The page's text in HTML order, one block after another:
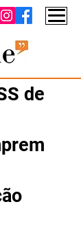
de